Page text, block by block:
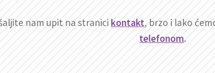
nam upit na stranicikontakt, brzo i lako
telefonom.